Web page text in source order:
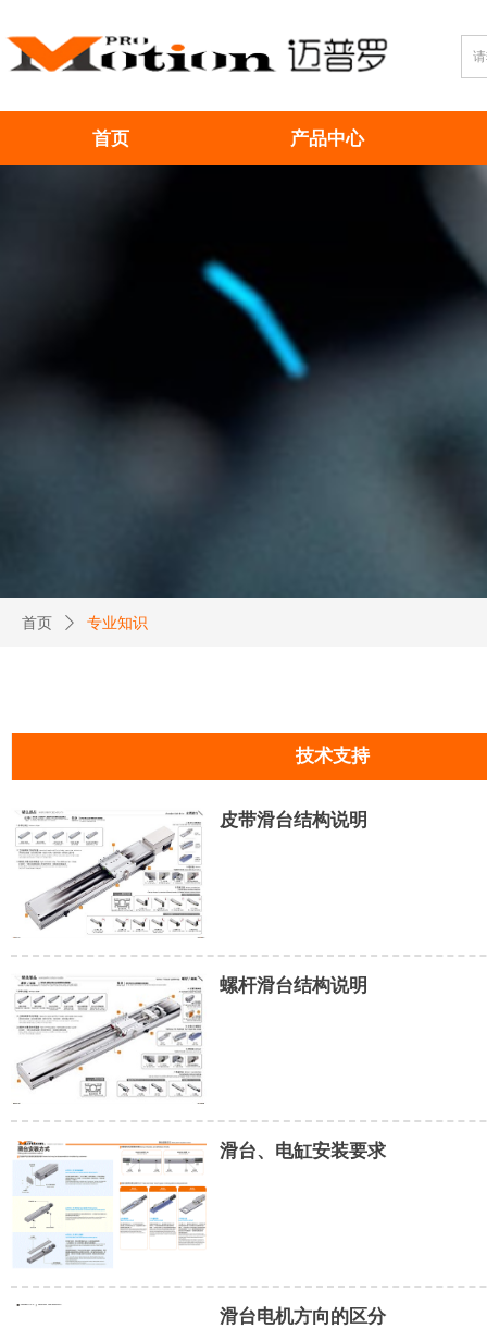
首页 产品中心
首页 ꄲ 专业知识
技术支持
皮带滑台结构说明
螺杆滑台结构说明
滑台、电缸安装要求
滑台电机方向的区分